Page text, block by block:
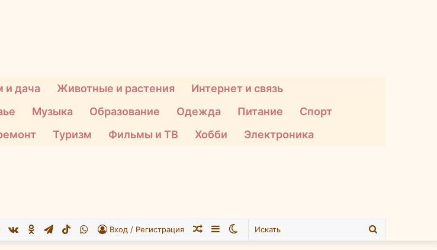
и дача Животные и растения
Интернет и связь
Музыка Образование Одежда Питание
Спорт
Туризм Фильмы и ТВ Хобби Электроника
Искать
Switch
Sidebar
Случайная
Вход / Регистрация
WhatsApp
TikTok
Telegram
Одноклассники
vk.com
Reddit